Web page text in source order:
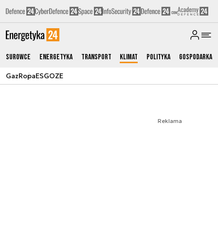
Surowce Energetyka Transport Klimat Polityka Gospodarka
GazRopaESGOZE
Reklama